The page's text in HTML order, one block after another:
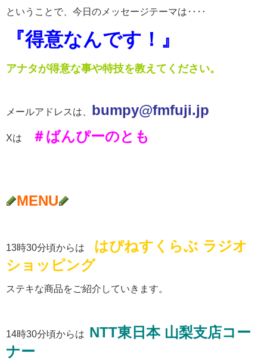
ということで、今日のメッセージテーマは‥‥
『得意なんです！』
アナタが得意な事や特技を教えてください。
メールアドレスは、 bumpy@fmfuji.jp
Xは ＃ばんぴーのとも
MENU
13時30分頃からは はぴねすくらぶ ラジオ
ショッピング
ステキな商品をご紹介していきます。
14時30分頃からは NTT東日本 山梨支店コー
ナー